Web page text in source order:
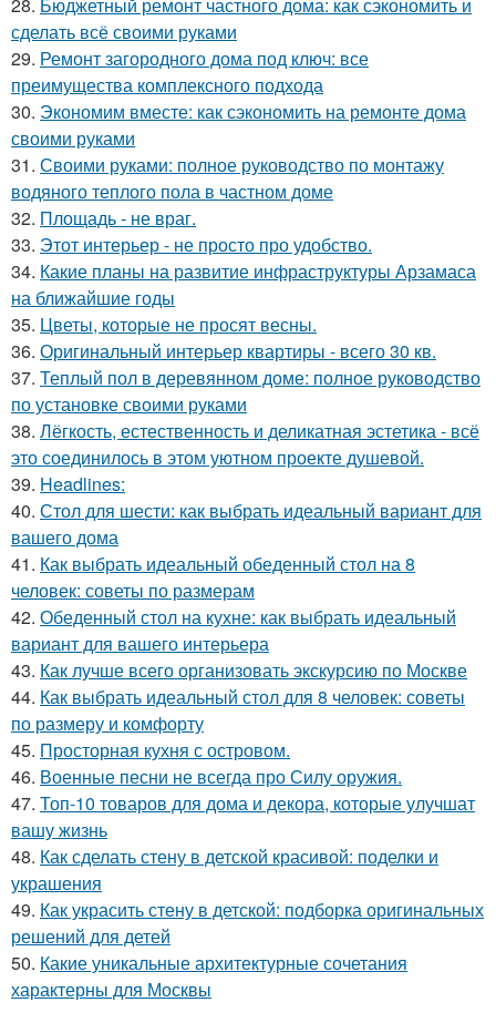
сделать всё своими руками
29. Ремонт загородного дома под ключ: все
преимущества комплексного подхода
30. Экономим вместе: как сэкономить на ремонте дома
своими руками
31. Своими руками: полное руководство по монтажу
водяного теплого пола в частном доме
32. Площадь - не враг.
33. Этот интерьер - не просто про удобство.
34. Какие планы на развитие инфраструктуры Арзамаса
на ближайшие годы
35. Цветы, которые не просят весны.
36. Оригинальный интерьер квартиры - всего 30 кв.
37. Теплый пол в деревянном доме: полное руководство
по установке своими руками
38. Лёгкость, естественность и деликатная эстетика - всё
это соединилось в этом уютном проекте душевой.
39. Headlines:
40. Стол для шести: как выбрать идеальный вариант для
вашего дома
41. Как выбрать идеальный обеденный стол на 8
человек: советы по размерам
42. Обеденный стол на кухне: как выбрать идеальный
вариант для вашего интерьера
43. Как лучше всего организовать экскурсию по Москве
44. Как выбрать идеальный стол для 8 человек: советы
по размеру и комфорту
45. Просторная кухня с островом.
46. Военные песни не всегда про Силу оружия.
47. Топ-10 товаров для дома и декора, которые улучшат
вашу жизнь
48. Как сделать стену в детской красивой: поделки и
украшения
49. Как украсить стену в детской: подборка оригинальных
решений для детей
50. Какие уникальные архитектурные сочетания
характерны для Москвы